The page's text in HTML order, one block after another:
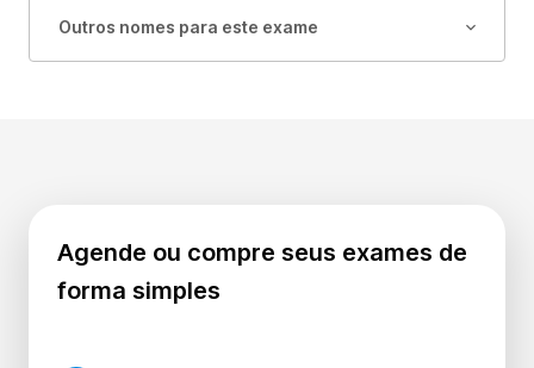
Outros nomes para este exame
Agende ou compre seus exames de
forma simples